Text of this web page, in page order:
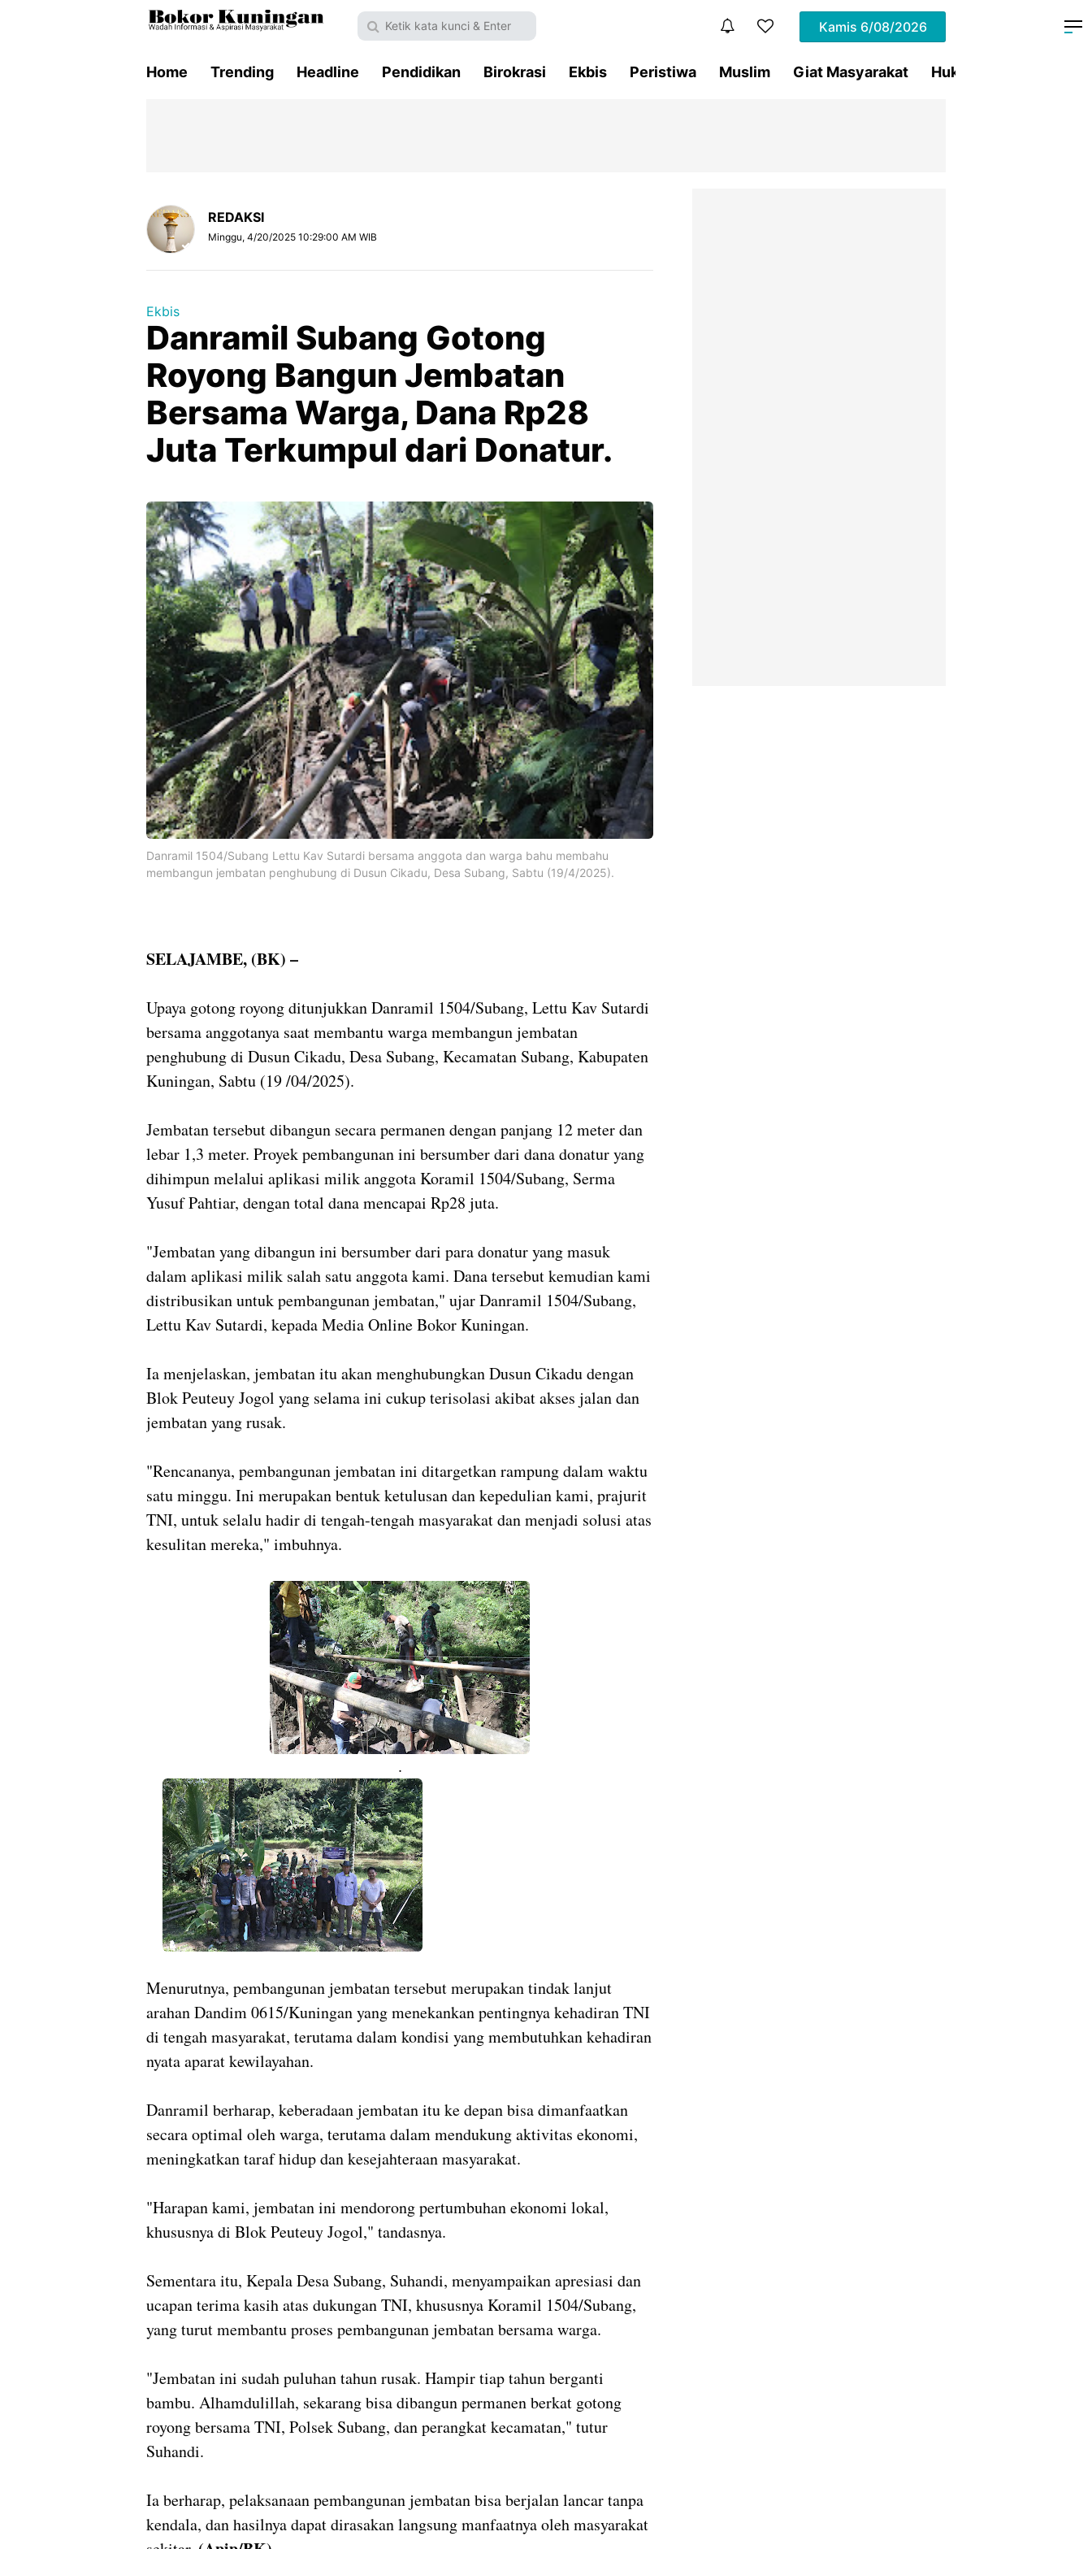
Kamis 6/08/2026
Home Trending Headline Pendidikan Birokrasi Ekbis Peristiwa Muslim Giat Masyarakat Hukum
REDAKSI
Minggu, 4/20/2025 10:29:00 AM WIB
Ekbis
Danramil Subang Gotong
Royong Bangun Jembatan
Bersama Warga, Dana Rp28
Juta Terkumpul dari Donatur.
Danramil 1504/Subang Lettu Kav Sutardi bersama anggota dan warga bahu membahu
membangun jembatan penghubung di Dusun Cikadu, Desa Subang, Sabtu (19/4/2025).
SELAJAMBE, (BK) –
Upaya gotong royong ditunjukkan Danramil 1504/Subang, Lettu Kav Sutardi
bersama anggotanya saat membantu warga membangun jembatan
penghubung di Dusun Cikadu, Desa Subang, Kecamatan Subang, Kabupaten
Kuningan, Sabtu (19 /04/2025).
Jembatan tersebut dibangun secara permanen dengan panjang 12 meter dan
lebar 1,3 meter. Proyek pembangunan ini bersumber dari dana donatur yang
dihimpun melalui aplikasi milik anggota Koramil 1504/Subang, Serma
Yusuf Pahtiar, dengan total dana mencapai Rp28 juta.
"Jembatan yang dibangun ini bersumber dari para donatur yang masuk
dalam aplikasi milik salah satu anggota kami. Dana tersebut kemudian kami
distribusikan untuk pembangunan jembatan," ujar Danramil 1504/Subang,
Lettu Kav Sutardi, kepada Media Online Bokor Kuningan.
Ia menjelaskan, jembatan itu akan menghubungkan Dusun Cikadu dengan
Blok Peuteuy Jogol yang selama ini cukup terisolasi akibat akses jalan dan
jembatan yang rusak.
"Rencananya, pembangunan jembatan ini ditargetkan rampung dalam waktu
satu minggu. Ini merupakan bentuk ketulusan dan kepedulian kami, prajurit
TNI, untuk selalu hadir di tengah-tengah masyarakat dan menjadi solusi atas
kesulitan mereka," imbuhnya.
.
Menurutnya, pembangunan jembatan tersebut merupakan tindak lanjut
arahan Dandim 0615/Kuningan yang menekankan pentingnya kehadiran TNI
di tengah masyarakat, terutama dalam kondisi yang membutuhkan kehadiran
nyata aparat kewilayahan.
Danramil berharap, keberadaan jembatan itu ke depan bisa dimanfaatkan
secara optimal oleh warga, terutama dalam mendukung aktivitas ekonomi,
meningkatkan taraf hidup dan kesejahteraan masyarakat.
"Harapan kami, jembatan ini mendorong pertumbuhan ekonomi lokal,
khususnya di Blok Peuteuy Jogol," tandasnya.
Sementara itu, Kepala Desa Subang, Suhandi, menyampaikan apresiasi dan
ucapan terima kasih atas dukungan TNI, khususnya Koramil 1504/Subang,
yang turut membantu proses pembangunan jembatan bersama warga.
"Jembatan ini sudah puluhan tahun rusak. Hampir tiap tahun berganti
bambu. Alhamdulillah, sekarang bisa dibangun permanen berkat gotong
royong bersama TNI, Polsek Subang, dan perangkat kecamatan," tutur
Suhandi.
Ia berharap, pelaksanaan pembangunan jembatan bisa berjalan lancar tanpa
kendala, dan hasilnya dapat dirasakan langsung manfaatnya oleh masyarakat